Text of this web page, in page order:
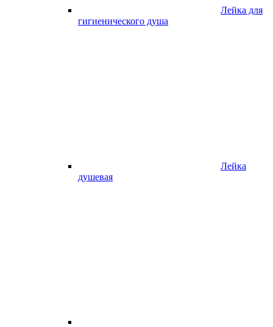
Лейка для
гигиенического душа
Лейка
душевая